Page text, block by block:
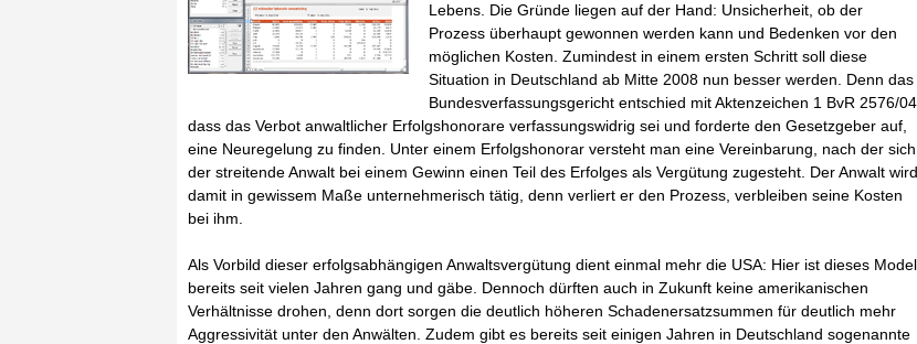
Lebens. Die Gründe liegen auf der Hand: Unsicherheit, ob der
Prozess überhaupt gewonnen werden kann und Bedenken vor den
möglichen Kosten. Zumindest in einem ersten Schritt soll diese
Situation in Deutschland ab Mitte 2008 nun besser werden. Denn das
Bundesverfassungsgericht entschied mit Aktenzeichen 1 BvR 2576/04,
dass das Verbot anwaltlicher Erfolgshonorare verfassungswidrig sei und forderte den Gesetzgeber auf,
eine Neuregelung zu finden. Unter einem Erfolgshonorar versteht man eine Vereinbarung, nach der sich
der streitende Anwalt bei einem Gewinn einen Teil des Erfolges als Vergütung zugesteht. Der Anwalt wird
damit in gewissem Maße unternehmerisch tätig, denn verliert er den Prozess, verbleiben seine Kosten
bei ihm.
Als Vorbild dieser erfolgsabhängigen Anwaltsvergütung dient einmal mehr die USA: Hier ist dieses
bereits seit vielen Jahren gang und gäbe. Dennoch dürften auch in Zukunft keine amerikanischen
Verhältnisse drohen, denn dort sorgen die deutlich höheren Schadenersatzsummen für deutlich mehr
Aggressivität unter den Anwälten. Zudem gibt es bereits seit einigen Jahren in Deutschland sogenannte